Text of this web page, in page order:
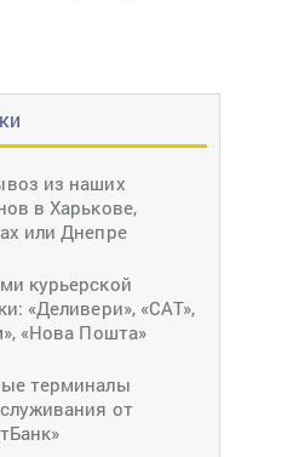
из наших
в Харькове,
или Днепре
курьерской
«Деливери», «САТ»,
«Нова Пошта»
терминалы
от